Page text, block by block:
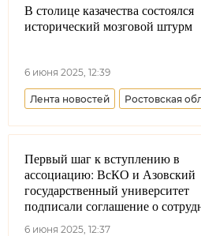
В столице казачества состоялся
исторический мозговой штурм
6 июня 2025, 12:39
Лента новостей Ростовская
Российская государственная
Минкультуры РФ Всевеликое
Терское войсковое казачье
Минобрнауки РФ
Первый шаг к вступлению в
ассоциацию: ВсКО и Азовский
государственный университет
подписали соглашение о
6 июня 2025, 12:37